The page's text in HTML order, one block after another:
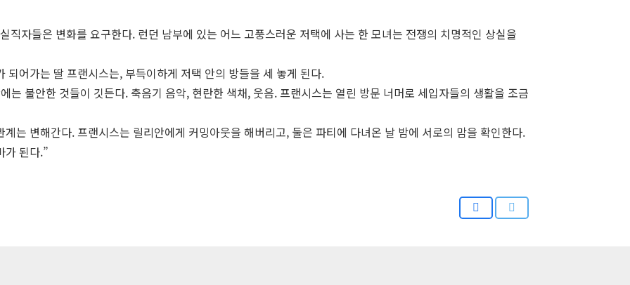
자들은 변화를 요구한다. 런던 남부에 있는 어느 고풍스러운 저택에 사는 한 모녀는 전쟁의 치명적인 상실을
어가는 딸 프랜시스는, 부득이하게 저택 안의 방들을 세 놓게 된다.
는 불안한 것들이 깃든다. 축음기 음악, 현란한 색채, 웃음. 프랜시스는 열린 방문 너머로 세입자들의 생활을 조금
는 변해간다. 프랜시스는 릴리안에게 커밍아웃을 해버리고, 둘은 파티에 다녀온 날 밤에 서로의 맘을 확인한다.
가 된다.”